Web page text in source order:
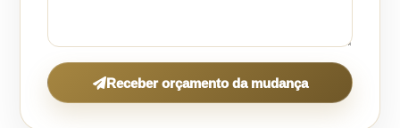
Receber orçamento da mudança